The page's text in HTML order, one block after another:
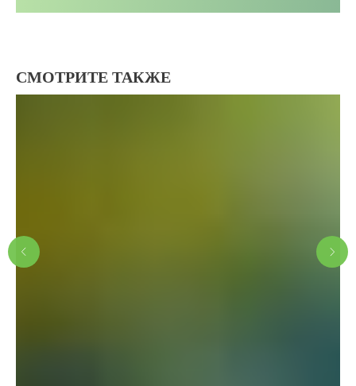
СМОТРИТЕ ТАКЖЕ